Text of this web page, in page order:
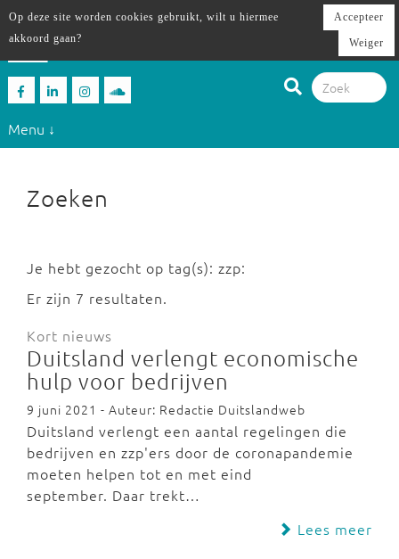
Menu ↓
Zoeken
Je hebt gezocht op tag(s): zzp:
Er zijn 7 resultaten.
Kort nieuws
Duitsland verlengt economische
hulp voor bedrijven
9 juni 2021 - Auteur: Redactie Duitslandweb
Duitsland verlengt een aantal regelingen die
bedrijven en zzp'ers door de coronapandemie
moeten helpen tot en met eind
september. Daar trekt…
Lees meer
Op deze site worden cookies gebruikt, wilt u hiermee
akkoord gaan?
Accepteer
Weiger